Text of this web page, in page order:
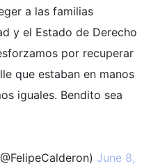
a las familias
y el Estado de Derecho
por recuperar
que estaban en manos
iguales. Bendito sea
June 8,